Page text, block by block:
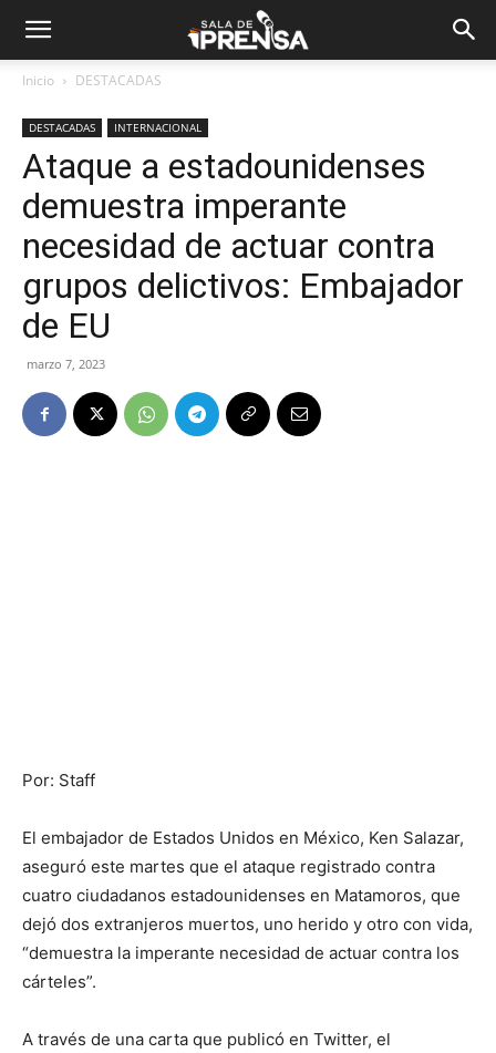
Inicio DESTACADAS
DESTACADAS INTERNACIONAL
Ataque a estadounidenses
demuestra imperante
necesidad de actuar contra
grupos delictivos: Embajador
de EU
marzo 7, 2023
Por: Staff
El embajador de Estados Unidos en México, Ken Salazar,
aseguró este martes que el ataque registrado contra
cuatro ciudadanos estadounidenses en Matamoros, que
dejó dos extranjeros muertos, uno herido y otro con vida,
“demuestra la imperante necesidad de actuar contra los
cárteles”.
A través de una carta que publicó en Twitter, el